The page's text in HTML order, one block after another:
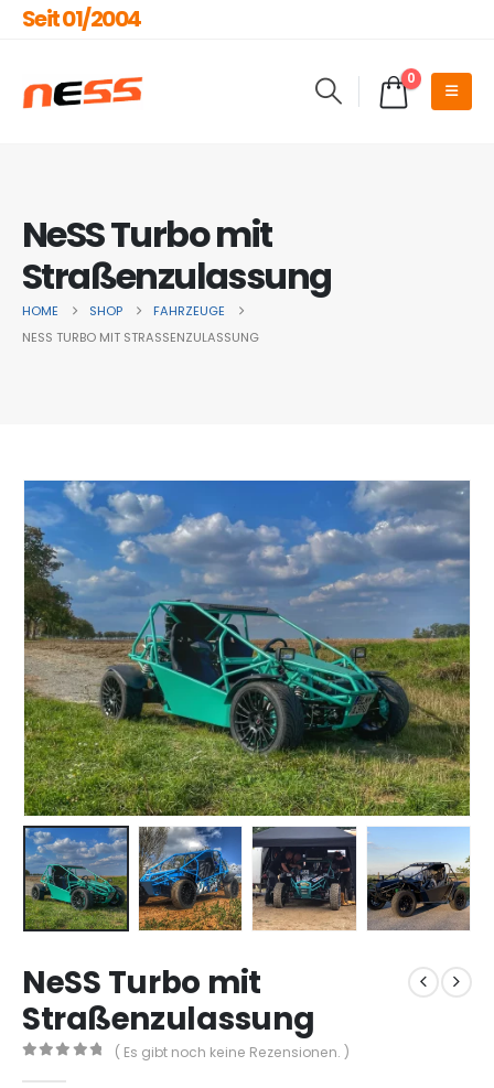
Seit 01/2004
0
NeSS Turbo mit
Straßenzulassung
HOME SHOP
FAHRZEUGE
NESS TURBO MIT STRASSENZULASSUNG
NeSS Turbo mit
Straßenzulassung
( Es gibt noch keine Rezensionen. )